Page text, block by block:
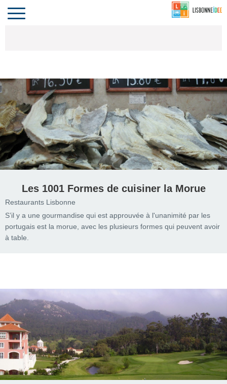
LE PORTUGAL
Toggle
navigation
Les 1001 Formes de cuisiner la Morue
Restaurants Lisbonne
S’il y a une gourmandise qui est approuvée à l'unanimité par les
portugais est la morue, avec les plusieurs formes qui peuvent avoir
à table.